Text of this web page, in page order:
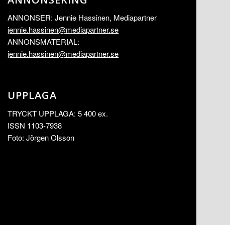
ANNONSER: Jennie Hassinen, Mediapartner
jennie.hassinen@mediapartner.se
ANNONSMATERIAL:
jennie.hassinen@mediapartner.se
UPPLAGA
TRYCKT UPPLAGA: 5 400 ex.
ISSN 1103-7938
Foto: Jörgen Olsson